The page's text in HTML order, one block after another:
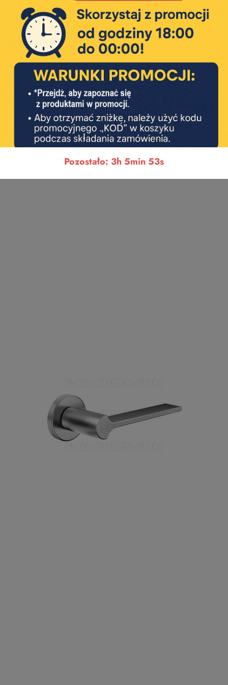
Pozostało: 3h 5min 52s